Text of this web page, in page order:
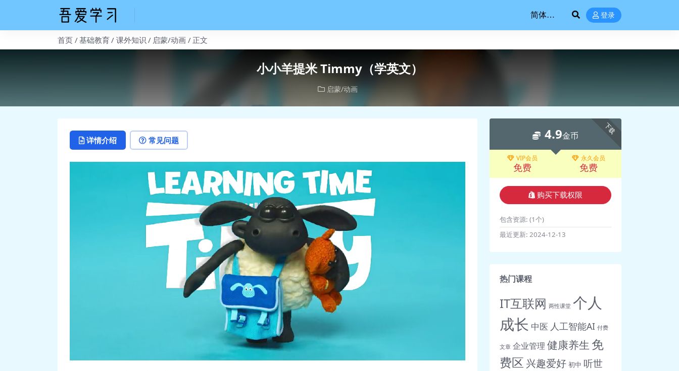
登录
首页 基础教育 课外知识 启蒙/动画 正文
小小羊提米 Timmy（学英文）
启蒙/动画
详情介绍 常见问题
下载
4.9金币
VIP会员
免费
永久会员
免费
购买下载权限
包含资源: (1个)
最近更新: 2024-12-13
热门课程
IT互联网 两性课堂 个人
成长 中医 人工智能AI 付费
文章 企业管理 健康养生 免
费区 兴趣爱好 初中 听世